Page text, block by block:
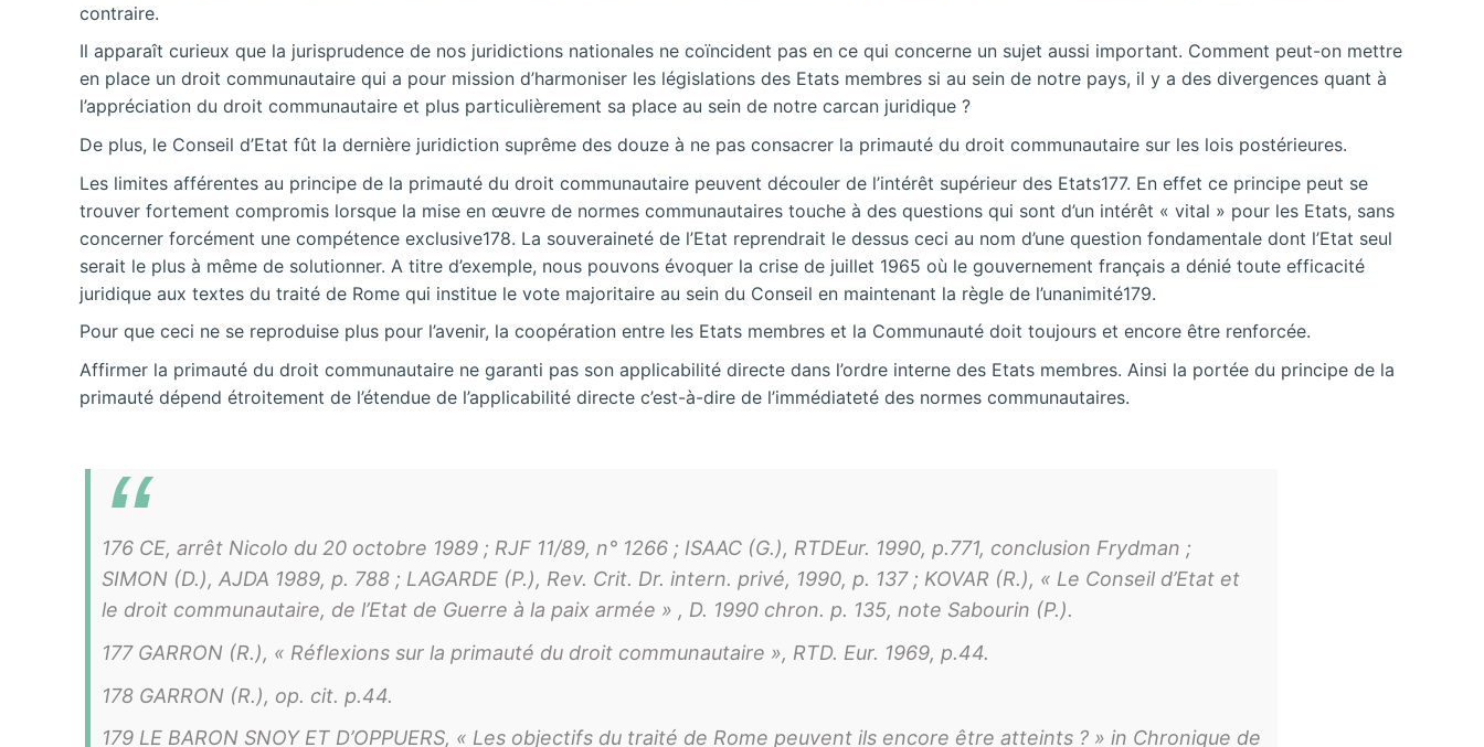
contraire.
Il apparaît curieux que la jurisprudence de nos juridictions nationales ne coïncident pas en ce qui concerne un sujet aussi important. Comment peut-on mettre
en place un droit communautaire qui a pour mission d’harmoniser les législations des Etats membres si au sein de notre pays, il y a des divergences quant à
l’appréciation du droit communautaire et plus particulièrement sa place au sein de notre carcan juridique ?
De plus, le Conseil d’Etat fût la dernière juridiction suprême des douze à ne pas consacrer la primauté du droit communautaire sur les lois postérieures.
Les limites afférentes au principe de la primauté du droit communautaire peuvent découler de l’intérêt supérieur des Etats177. En effet ce principe peut se
trouver fortement compromis lorsque la mise en œuvre de normes communautaires touche à des questions qui sont d’un intérêt « vital » pour les Etats, sans
concerner forcément une compétence exclusive178. La souveraineté de l’Etat reprendrait le dessus ceci au nom d’une question fondamentale dont l’Etat seul
serait le plus à même de solutionner. A titre d’exemple, nous pouvons évoquer la crise de juillet 1965 où le gouvernement français a dénié toute efficacité
juridique aux textes du traité de Rome qui institue le vote majoritaire au sein du Conseil en maintenant la règle de l’unanimité179.
Pour que ceci ne se reproduise plus pour l’avenir, la coopération entre les Etats membres et la Communauté doit toujours et encore être renforcée.
Affirmer la primauté du droit communautaire ne garanti pas son applicabilité directe dans l’ordre interne des Etats membres. Ainsi la portée du principe de la
primauté dépend étroitement de l’étendue de l’applicabilité directe c’est-à-dire de l’immédiateté des normes communautaires.
176 CE, arrêt Nicolo du 20 octobre 1989 ; RJF 11/89, n° 1266 ; ISAAC (G.), RTDEur. 1990, p.771, conclusion Frydman ;
SIMON (D.), AJDA 1989, p. 788 ; LAGARDE (P.), Rev. Crit. Dr. intern. privé, 1990, p. 137 ; KOVAR (R.), « Le Conseil d’Etat et
le droit communautaire, de l’Etat de Guerre à la paix armée » , D. 1990 chron. p. 135, note Sabourin (P.).
177 GARRON (R.), « Réflexions sur la primauté du droit communautaire », RTD. Eur. 1969, p.44.
178 GARRON (R.), op. cit. p.44.
179 LE BARON SNOY ET D’OPPUERS, « Les objectifs du traité de Rome peuvent ils encore être atteints ? » in Chronique de